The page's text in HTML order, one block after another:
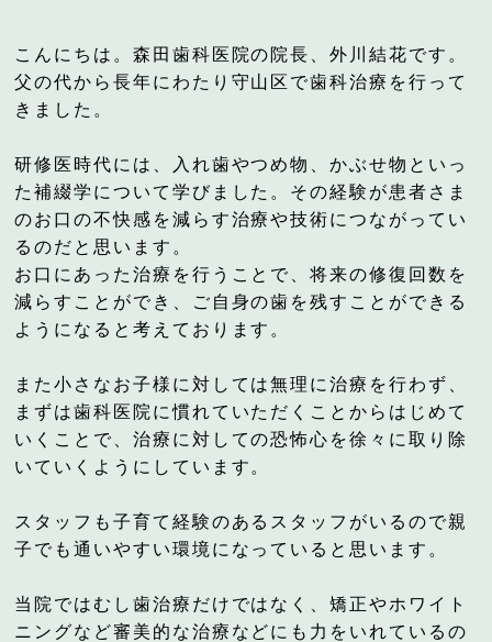
こんにちは。森田歯科医院の院長、外川結花です。
父の代から長年にわたり守山区で歯科治療を行って
きました。
研修医時代には、入れ歯やつめ物、かぶせ物といっ
た補綴学について学びました。その経験が患者さま
のお口の不快感を減らす治療や技術につながってい
るのだと思います。
お口にあった治療を行うことで、将来の修復回数を
減らすことができ、ご自身の歯を残すことができる
ようになると考えております。
また小さなお子様に対しては無理に治療を行わず、
まずは歯科医院に慣れていただくことからはじめて
いくことで、治療に対しての恐怖心を徐々に取り除
いていくようにしています。
スタッフも子育て経験のあるスタッフがいるので親
子でも通いやすい環境になっていると思います。
当院ではむし歯治療だけではなく、矯正やホワイト
ニングなど審美的な治療などにも力をいれているの